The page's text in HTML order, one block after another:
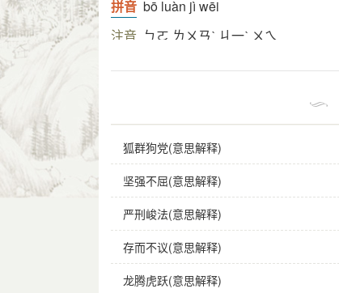
拼音 bō luàn jì wēi
注音 ㄅㄛ ㄌㄨㄢˋ ㄐ一ˋ ㄨㄟ
用法 作谓语、定语；指人力挽狂澜。
近义词 拨乱济时
字义分解
bō
拨
luàn
乱
jì jǐ
济
wēi
危
狐群狗党(意思解释)
坚强不屈(意思解释)
严刑峻法(意思解释)
存而不议(意思解释)
龙腾虎跃(意思解释)